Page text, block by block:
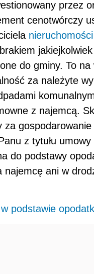
przez
cenotwórczy
nieruchomości
do gminy. To na
za należyte
z najemcą.
za
z tytułu
do podstawy
najemcę ani w
podstawie